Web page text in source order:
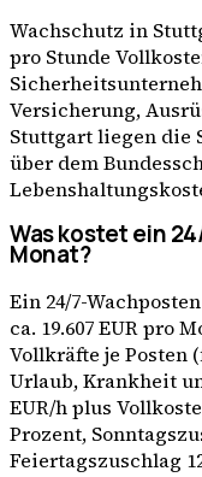
Wachschutz in
pro Stunde
Versicherung,
Stuttgart liegen die
über dem
Was kostet ein
Monat?
Ein 24/7-
ca. 19.607 EUR pro
Vollkräfte je Posten
Urlaub, Krankheit
EUR/h plus
Prozent,
Feiertagszuschlag